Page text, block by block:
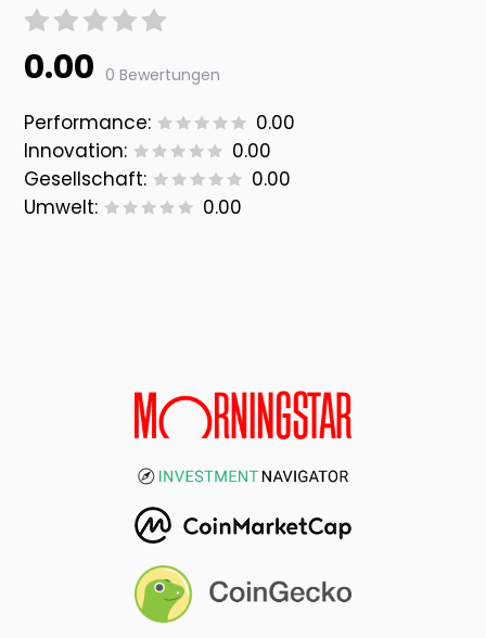
0.00 0 Bewertungen
Performance:
0.00
Innovation:
0.00
Gesellschaft:
0.00
Umwelt:
0.00